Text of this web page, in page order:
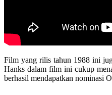
Film yang rilis tahun 1988 ini
Hanks dalam film ini cukup
berhasil mendapatkan nominasi